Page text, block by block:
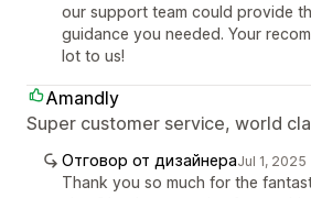
our support team could provide
guidance you needed. Your
lot to us!
Amandly
Super customer service, world
Отговор от дизайнераJul 1, 2025
Thank you so much for the